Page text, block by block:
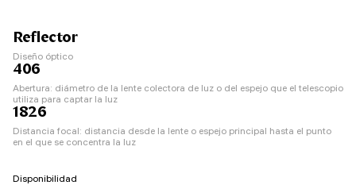
Reflector
Diseño óptico
406
Abertura: diámetro de la lente colectora de luz o del espejo que el telescopio
utiliza para captar la luz
1826
Distancia focal: distancia desde la lente o espejo principal hasta el punto
en el que se concentra la luz
Disponibilidad